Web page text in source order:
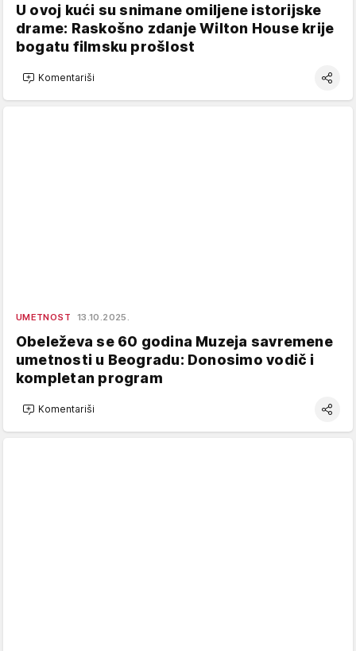
U ovoj kući su snimane omiljene istorijske
drame: Raskošno zdanje Wilton House krije
bogatu filmsku prošlost
Komentariši
UMETNOST 13.10.2025.
Obeleževa se 60 godina Muzeja savremene
umetnosti u Beogradu: Donosimo vodič i
kompletan program
Komentariši